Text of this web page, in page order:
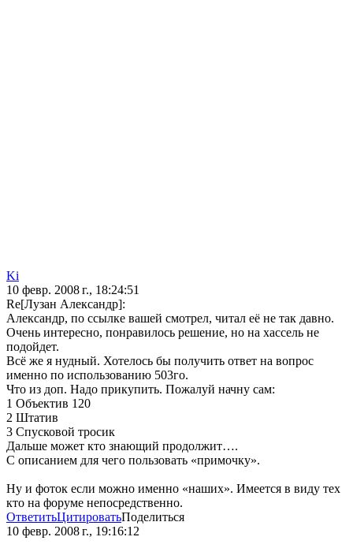
Ki
10 февр. 2008 г., 18:24:51
Re[Лузан Александр]:
Александр, по ссылке вашей смотрел, читал её не так давно.
Очень интересно, понравилось решение, но на хассель не
подойдет.
Всё же я нудный. Хотелось бы получить ответ на вопрос
именно по использованию 503го.
Что из доп. Надо прикупить. Пожалуй начну сам:
1 Объектив 120
2 Штатив
3 Спусковой тросик
Дальше может кто знающий продолжит….
С описанием для чего пользовать «примочку».
Ну и фоток если можно именно «наших». Имеется в виду тех
кто на форуме непосредственно.
ОтветитьЦитироватьПоделиться
10 февр. 2008 г., 19:16:12